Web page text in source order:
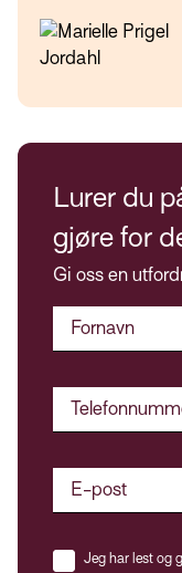
Lurer du
gjøre for
Gi oss en
Jeg har lest og